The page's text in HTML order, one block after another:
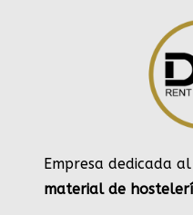
Empresa dedicada al
material de